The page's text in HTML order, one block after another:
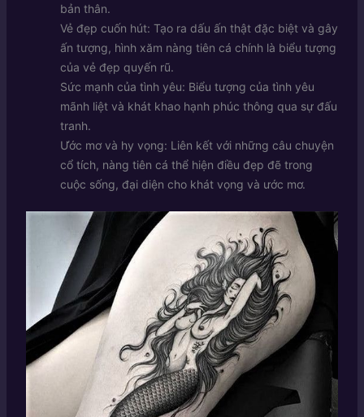
bản thân.
Vẻ đẹp cuốn hút: Tạo ra dấu ấn thật đặc biệt và gây
ấn tượng, hình xăm nàng tiên cá chính là biểu tượng
của vẻ đẹp quyến rũ.
Sức mạnh của tình yêu: Biểu tượng của tình yêu
mãnh liệt và khát khao hạnh phúc thông qua sự đấu
tranh.
Ước mơ và hy vọng: Liên kết với những câu chuyện
cổ tích, nàng tiên cá thể hiện điều đẹp đẽ trong
cuộc sống, đại diện cho khát vọng và ước mơ.